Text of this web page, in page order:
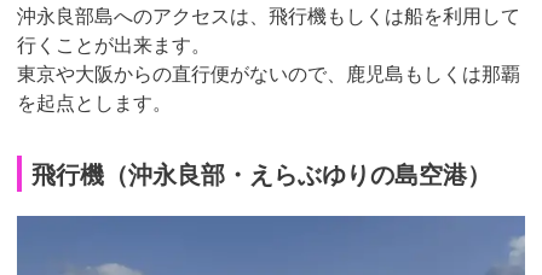
沖永良部島へのアクセスは、飛行機もしくは船を利用して
行くことが出来ます。
東京や大阪からの直行便がないので、鹿児島もしくは那覇
を起点とします。
飛行機（沖永良部・えらぶゆりの島空港）